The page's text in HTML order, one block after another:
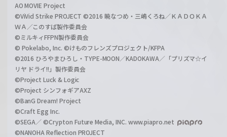
AO MOVIE Project
©ViVid Strike PROJECT ©2016 暁なつめ・三嶋くろね／ＫＡＤＯＫＡ
ＷＡ／このすば製作委員会
©ミルキィFFPN製作委員会
© Pokelabo, Inc. ©けものフレンズプロジェクト/KFPA
©2016 ひろやまひろし・TYPE-MOON／KADOKAWA／「プリズマ☆イ
リヤ ドライ!!」製作委員会
©Project Luck & Logic
©Project シンフォギアAXZ
©BanG Dream! Project
©Craft Egg Inc.
©SEGA／ ©Crypton Future Media, INC. www.piapro.net
©NANOHA Reflection PROJECT